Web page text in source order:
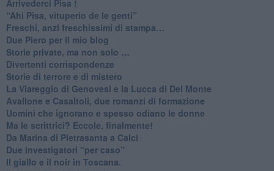
Arrivederci Pisa !
​“Ahi Pisa, vituperio de le genti”
Freschi, anzi freschissimi di stampa…
​Due Piero per il mio blog
​Storie private, ma non solo …
Divertenti corrispondenze
Storie di terrore e di mistero
La Viareggio di Genovesi e la Lucca di Del Monte
Avallone e Casaltoli, due romanzi di formazione
​Uomini che ignorano e spesso odiano le donne
Ma le scrittrici? Eccole, finalmente!
Da Marina di Pietrasanta a Calci
​Due investigatori “per caso”
​Il giallo e il noir in Toscana.